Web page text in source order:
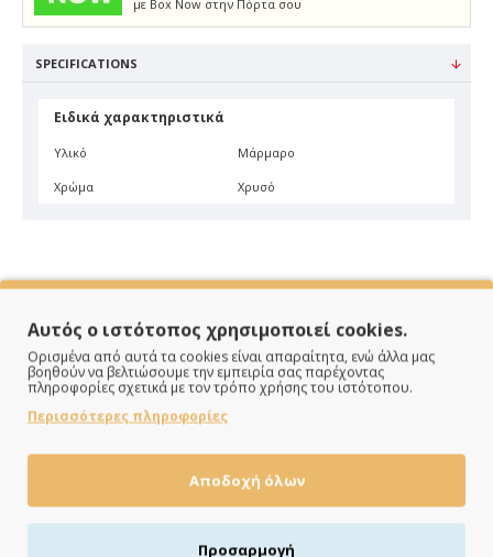
με Box Now στην Πόρτα σου
SPECIFICATIONS
Ειδικά χαρακτηριστικά
Υλικό Μάρμαρο
Χρώμα Χρυσό
ΠΑΡΑΔΙΔΟΥΜΕ ΓΡΗΓΟΡΑ
Άμεση αποστολή της παραγγελίας σου σε 1 - 2 εργάσιμες
ΠΛΗΡΩΝΕΙΣ ΟΠΩΣ ΘΕΣ
Αυτός ο ιστότοπος χρησιμοποιεί cookies.
Ορισμένα από αυτά τα cookies είναι απαραίτητα, ενώ άλλα μας
βοηθούν να βελτιώσουμε την εμπειρία σας παρέχοντας
πληροφορίες σχετικά με τον τρόπο χρήσης του ιστότοπου.
Περισσότερες πληροφορίες
Αποδοχή όλων
Προσαρμογή